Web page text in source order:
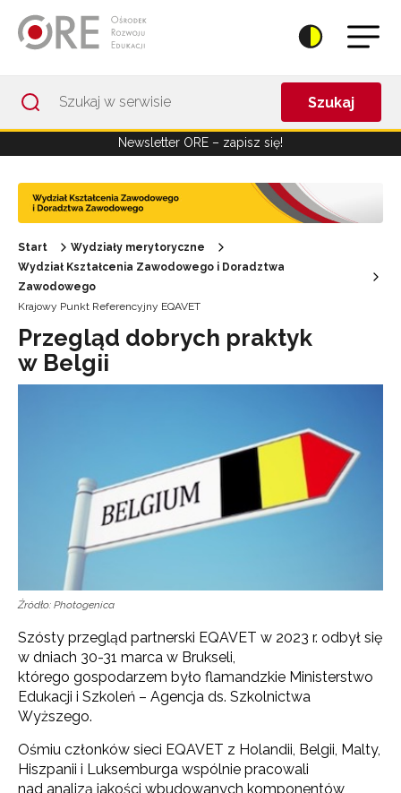
Szukaj
Newsletter ORE – zapisz się!
Start
Wydziały merytoryczne
Wydział Kształcenia Zawodowego i Doradztwa
Zawodowego
Krajowy Punkt Referencyjny EQAVET
Przegląd dobrych praktyk
w Belgii
Źródło: Photogenica
Szósty przegląd partnerski EQAVET w 2023 r. odbył się
w dniach 30-31 marca w Brukseli,
którego gospodarzem było flamandzkie Ministerstwo
Edukacji i Szkoleń – Agencja ds. Szkolnictwa
Wyższego.
Ośmiu członków sieci EQAVET z Holandii, Belgii, Malty,
Hiszpanii i Luksemburga wspólnie pracowali
nad analizą jakości wbudowanych komponentów